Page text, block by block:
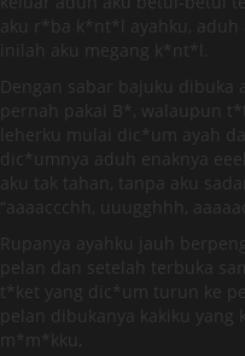
aku r*ba k*nt*l ayahku, aduh
inilah aku megang k*nt*l.
Dengan sabar bajuku dibuka
pernah pakai B*, walaupun
leherku mulai dic*um ayah
dic*umnya aduh enaknya
aku tak tahan, tanpa aku
“aaaaccchh, uuugghhh,
Rupanya ayahku jauh
pelan dan setelah terbuka
t*ket yang dic*um turun ke
pelan dibukanya kakiku yang
m*m*kku,